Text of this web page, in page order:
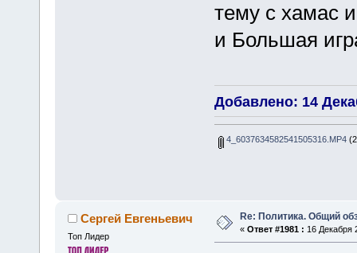
тему с хамас
и Большая
Добавлено: 14
4_6037634582541505316.MP4
Сергей Евгеньевич
Топ Лидер
Re: Политика. Общий
« Ответ #1981 : 16 Декабря